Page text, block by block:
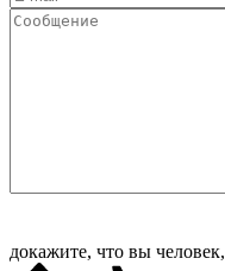
докажите, что вы